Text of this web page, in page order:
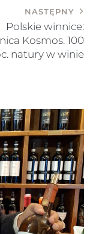
NASTĘPNY
Polskie winnice:
Kosmos. 100
natury w winie